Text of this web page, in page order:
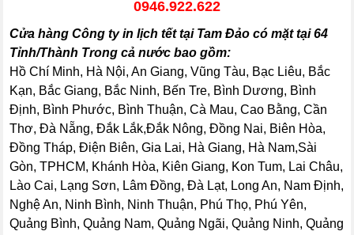
0946.922.622
Cửa hàng Công ty in lịch tết tại Tam Đảo có mặt tại 64
Tỉnh/Thành Trong cả nước bao gồm:
Hồ Chí Minh, Hà Nội, An Giang, Vũng Tàu, Bạc Liêu, Bắc
Kạn, Bắc Giang, Bắc Ninh, Bến Tre, Bình Dương, Bình
Định, Bình Phước, Bình Thuận, Cà Mau, Cao Bằng, Cần
Thơ, Đà Nẵng, Đắk Lắk,Đắk Nông, Đồng Nai, Biên Hòa,
Đồng Tháp, Điện Biên, Gia Lai, Hà Giang, Hà Nam,Sài
Gòn, TPHCM, Khánh Hòa, Kiên Giang, Kon Tum, Lai Châu,
Lào Cai, Lạng Sơn, Lâm Đồng, Đà Lạt, Long An, Nam Định,
Nghệ An, Ninh Bình, Ninh Thuận, Phú Thọ, Phú Yên,
Quảng Bình, Quảng Nam, Quảng Ngãi, Quảng Ninh, Quảng